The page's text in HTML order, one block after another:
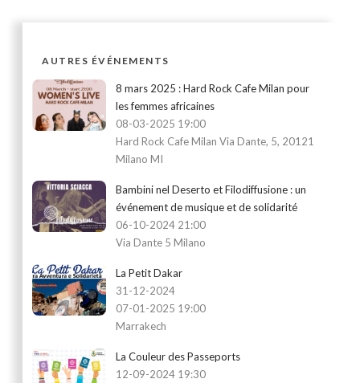
AUTRES ÉVÉNEMENTS
8 mars 2025 : Hard Rock Cafe Milan pour
les femmes africaines
08-03-2025 19:00
Hard Rock Cafe Milan Via Dante, 5, 20121
Milano MI
Bambini nel Deserto et Filodiffusione : un
événement de musique et de solidarité
06-10-2024 21:00
Via Dante 5 Milano
La Petit Dakar
31-12-2024
07-01-2025 19:00
Marrakech
La Couleur des Passeports
12-09-2024 19:30